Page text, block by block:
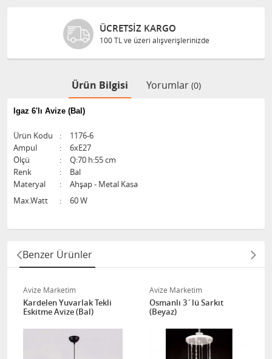
ÜCRETSIZ KARGO
100 TL ve üzeri alışverişlerinizde
Ürün Bilgisi Yorumlar (0)
lgaz 6'lı Avize (Bal)
Ürün Kodu :
1176-6
Ampul
:
6xE27
Ölçü
:
Q:70 h:55 cm
Renk
:
Bal
Materyal
:
Ahşap - Metal Kasa
Max.Watt
: 60 W
Benzer Ürünler
Avize Marketim
Kardelen Yuvarlak Tekli
Eskitme Avize (Bal)
Avize Marketim
Osmanlı 3´lü Sarkıt
(Beyaz)